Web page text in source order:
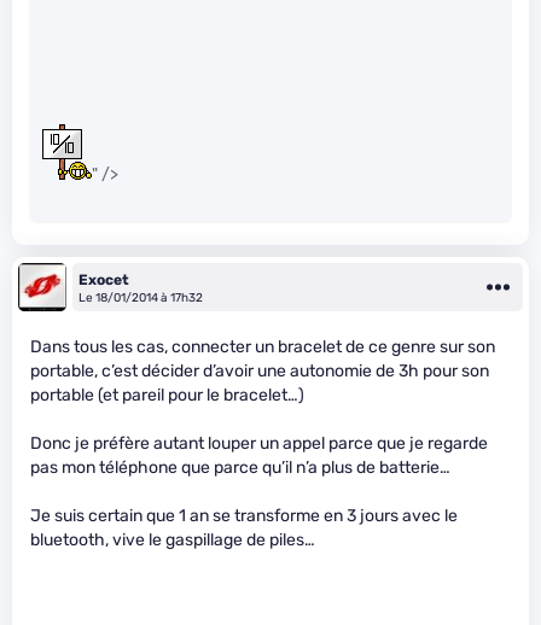
" />
Exocet
Le 18/01/2014 à 17h32
Dans tous les cas, connecter un bracelet de ce genre sur son
portable, c’est décider d’avoir une autonomie de 3h pour son
portable (et pareil pour le bracelet…)
Donc je préfère autant louper un appel parce que je regarde
pas mon téléphone que parce qu’il n’a plus de batterie…
Je suis certain que 1 an se transforme en 3 jours avec le
bluetooth, vive le gaspillage de piles…